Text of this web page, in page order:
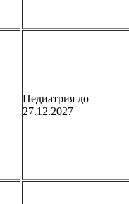
Педиатрия до
27.12.2027